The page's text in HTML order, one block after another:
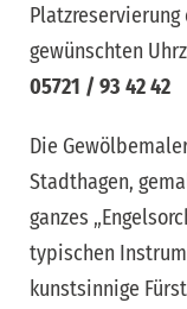
gewünschten
05721 / 93 42 42
Die
Stadthagen,
ganzes
typischen
kunstsinnige